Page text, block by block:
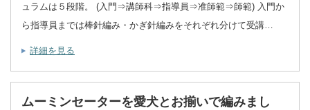
ュラムは５段階。 (入門⇒講師科⇒指導員⇒准師範⇒師範) 入門か
ら指導員までは棒針編み・かぎ針編みをそれぞれ分けて受講…
詳細を見る
ムーミンセーターを愛犬とお揃いで編みまし